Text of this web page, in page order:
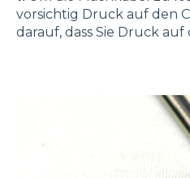
vorsichtig Druck auf den
darauf, dass Sie Druck